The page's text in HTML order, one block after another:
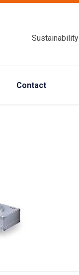
Sustainability
Contact